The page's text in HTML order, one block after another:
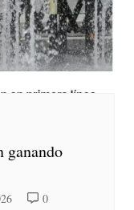
ganando
0